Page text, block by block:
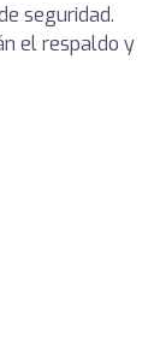
seguridad.
el respaldo y